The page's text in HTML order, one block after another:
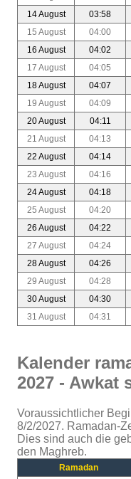
14 August
03:58
15 August
04:00
16 August
04:02
17 August
04:05
18 August
04:07
19 August
04:09
20 August
04:11
21 August
04:13
22 August
04:14
23 August
04:16
24 August
04:18
25 August
04:20
26 August
04:22
27 August
04:24
28 August
04:26
29 August
04:28
30 August
04:30
31 August
04:31
Kalender
2027 - Awkat
Voraussichtlicher
8/2/2027. Ramadan-
Dies sind auch die
den Maghreb.
Ramadan